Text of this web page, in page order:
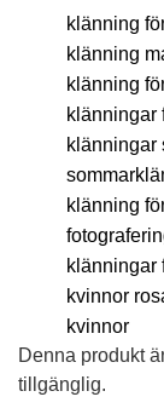
klänning
klänning
klänning
klänningar
klänningar
klänning
klänningar
kvinnor
kvinnor
Denna produkt
tillgänglig.